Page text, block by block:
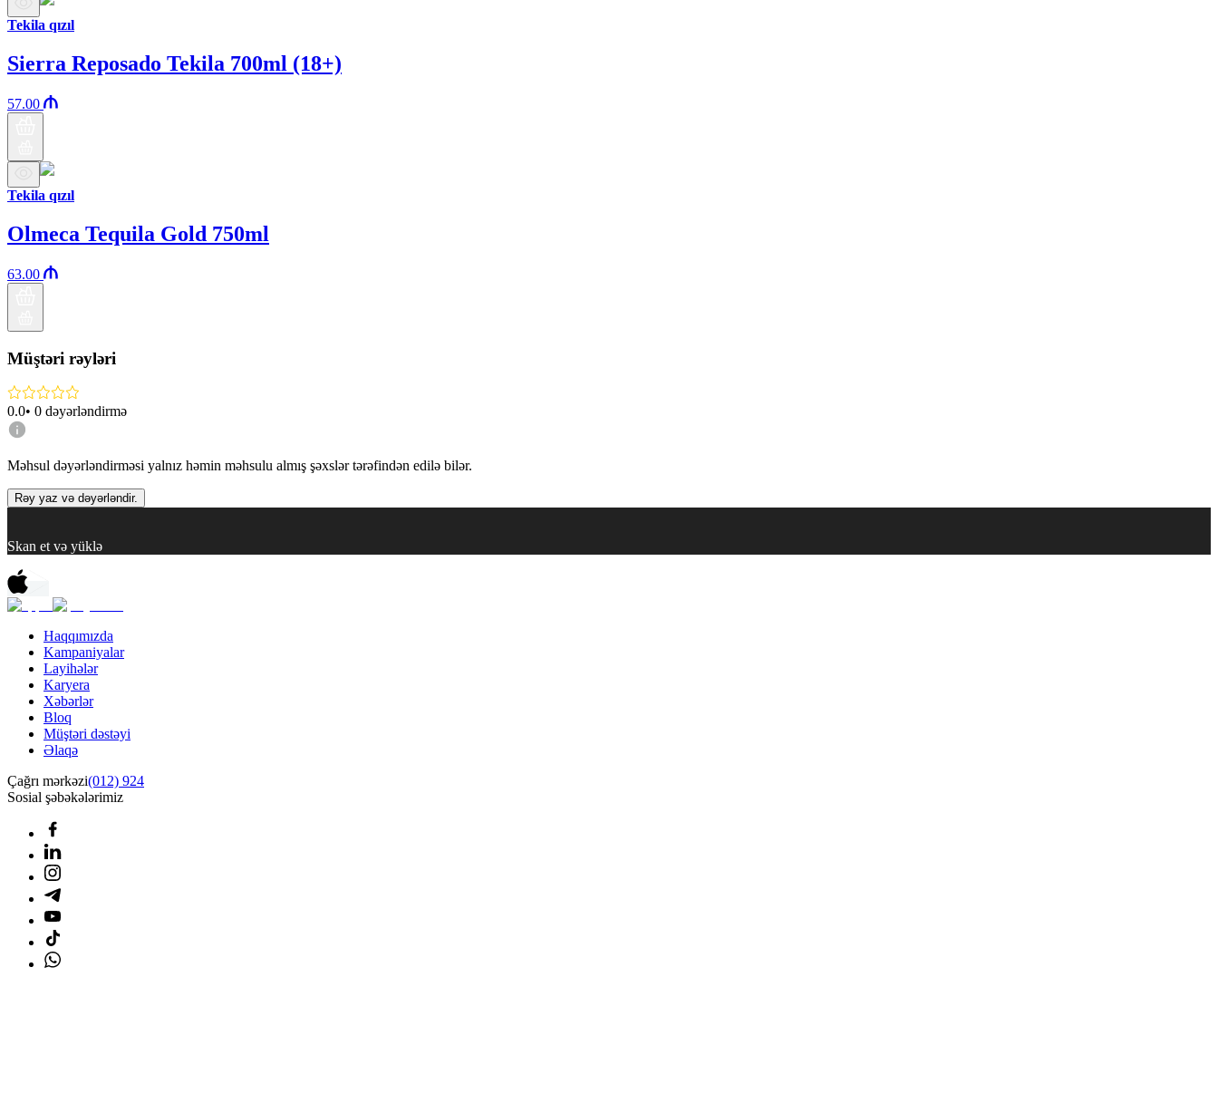
Tekila qızıl
Sierra Reposado Tekila 700ml (18+)
57.00
Tekila qızıl
Olmeca Tequila Gold 750ml
63.00
Müştəri rəyləri
0.0• 0 dəyərləndirmə
Məhsul dəyərləndirməsi yalnız həmin məhsulu almış şəxslər tərəfindən edilə bilər.
Rəy yaz və dəyərləndir.
Skan et və yüklə
Haqqımızda
Kampaniyalar
Layihələr
Karyera
Xəbərlər
Bloq
Müştəri dəstəyi
Əlaqə
Çağrı mərkəzi(012) 924
Sosial şəbəkələrimiz